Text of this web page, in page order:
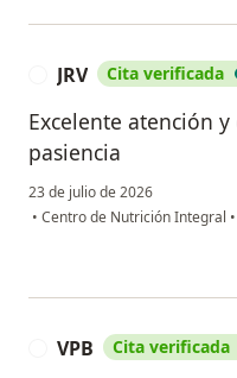
JRV Cita verificada
Excelente atención
pasiencia
23 de julio de 2026
• Centro de Nutrición Integral •
VPB Cita verificada